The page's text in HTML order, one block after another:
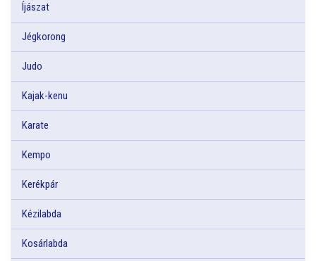
Íjászat
Jégkorong
Judo
Kajak-kenu
Karate
Kempo
Kerékpár
Kézilabda
Kosárlabda